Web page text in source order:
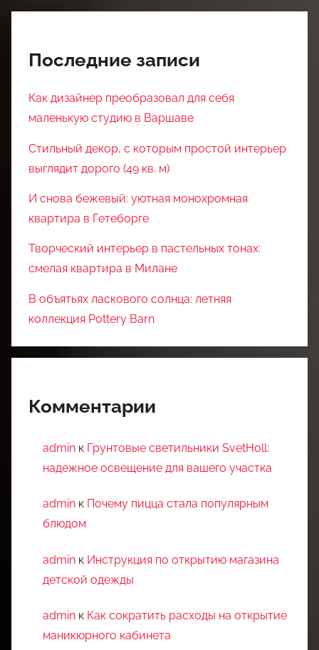
Последние записи
Как дизайнер преобразовал для себя
маленькую студию в Варшаве
Стильный декор, с которым простой интерьер
выглядит дорого (49 кв. м)
И снова бежевый: уютная монохромная
квартира в Гетеборге
Творческий интерьер в пастельных тонах:
смелая квартира в Милане
В объятьях ласкового солнца: летняя
коллекция Pottery Barn
Комментарии
admin к Грунтовые светильники SvetHoll:
надежное освещение для вашего участка
admin к Почему пицца стала популярным
блюдом
admin к Инструкция по открытию магазина
детской одежды
admin к Как сократить расходы на открытие
маникюрного кабинета